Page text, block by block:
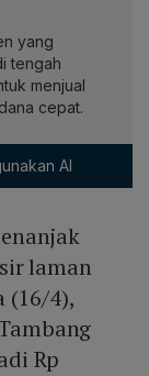
yang
tengah
menjual
cepat.
AI
laman
(16/4),
Rp